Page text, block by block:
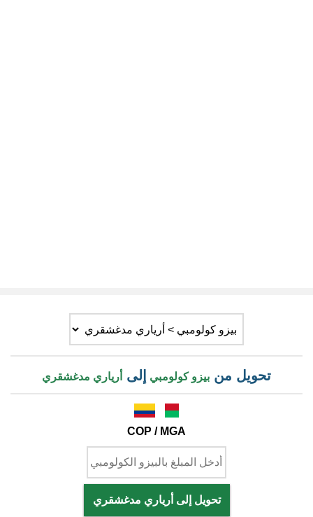
تحويل من بيزو كولومبي إلى أرياري مدغشقري
COP / MGA
تحويل إلى أرياري مدغشقري